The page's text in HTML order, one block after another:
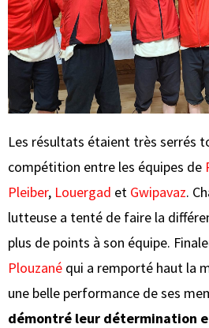
Les résultats étaient très serrés
compétition entre les équipes de
Pleiber, Louergad et Gwipavaz.
lutteuse a tenté de faire la
plus de points à son équipe.
Plouzané qui a remporté haut la
une belle performance de ses
démontré leur détermination